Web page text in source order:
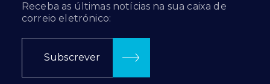
Receba as últimas notícias na sua caixa de
correio eletrónico:
Subscrever